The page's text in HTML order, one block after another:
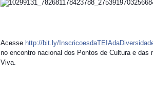
Acesse http://bit.ly/
no encontro nacional dos Pontos de Cultura e
Viva.